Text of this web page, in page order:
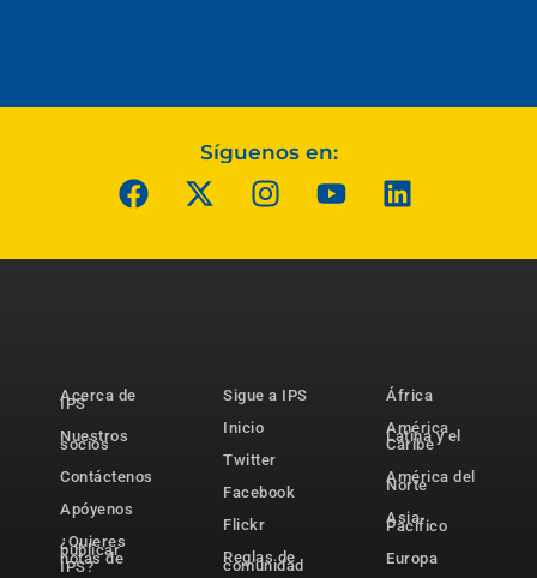
Síguenos en:
Acerca de
IPS
Nuestros
socios
Contáctenos
Apóyenos
¿Quieres
publicar
notas de
IPS?
Sigue a IPS
Inicio
Twitter
Facebook
Flickr
Reglas de
comunidad
África
América
Latina y el
Caribe
América del
Norte
Asia-
Pacífico
Europa